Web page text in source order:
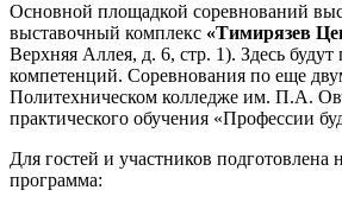
Основной площадкой соревнований
выставочный комплекс «Тимирязев
Верхняя Аллея, д. 6, стр. 1). Здесь будут
компетенций. Соревнования по еще
Политехническом колледже им. П.А.
практического обучения «Профессии
Для гостей и участников подготовлена
программа: